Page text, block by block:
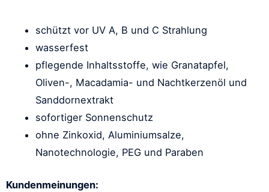
schützt vor UV A, B und C Strahlung
wasserfest
pflegende Inhaltsstoffe, wie Granatapfel,
Oliven-, Macadamia- und Nachtkerzenöl und
Sanddornextrakt
sofortiger Sonnenschutz
ohne Zinkoxid, Aluminiumsalze,
Nanotechnologie, PEG und Paraben
Kundenmeinungen: